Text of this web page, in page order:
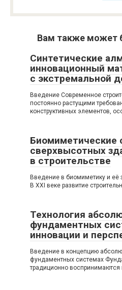
Вам также может
Синтетические
инновационный
с экстремальной
Введение Современное
постоянно растущими
конструктивных элементов,
Биомиметические
сверхвысотных
в строительстве
Введение в биомиметику и её
В XXI веке развитие
Технология
фундаментных
инновации и
Введение в концепцию
фундаментных системах
традиционно воспринимаются